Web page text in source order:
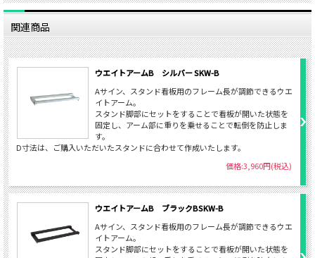
関連商品
ウエイトアームB シルバー SKW-B
Aサイン、スタンド看板用のフレーム長が調節できるウエ
イトアーム。
スタンド脚部にセットをすることで看板が開いた状態を
固定し、アーム部に重りを乗せることで転倒を防止しま
す。
D寸法は、ご購入いただいたスタンドに合わせて作成いたします。
価格:3,960円(税込)
ウエイトアームB ブラックBSKW-B
Aサイン、スタンド看板用のフレーム長が調節できるウエ
イトアーム。
スタンド脚部にセットをすることで看板が開いた状態を